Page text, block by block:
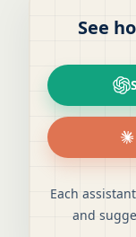
See
Each
and